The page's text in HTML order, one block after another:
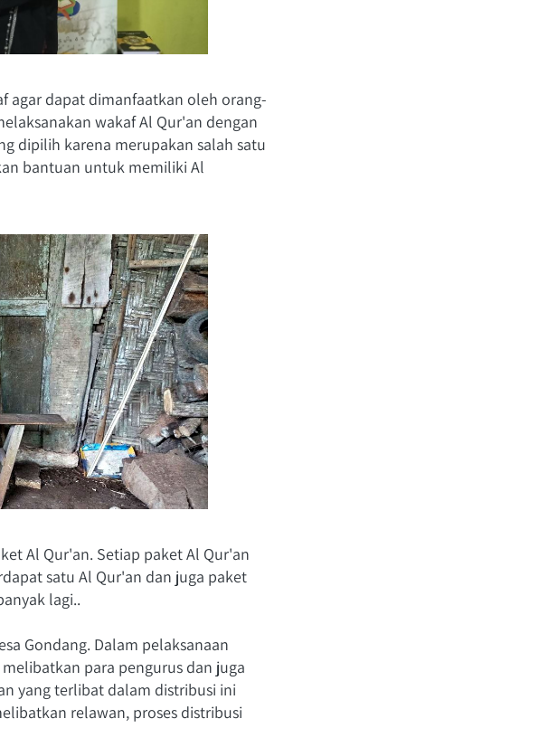
agar dapat dimanfaatkan oleh orang-
wakaf Al Qur'an dengan
dipilih karena merupakan salah satu
bantuan untuk memiliki Al
Al Qur'an. Setiap paket Al Qur'an
satu Al Qur'an dan juga paket
lagi..
Gondang. Dalam pelaksanaan
para pengurus dan juga
yang terlibat dalam distribusi ini
relawan, proses distribusi